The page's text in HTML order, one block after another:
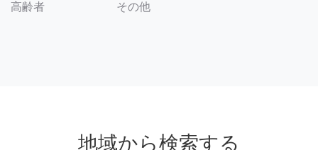
高齢者 その他
地域から検索する